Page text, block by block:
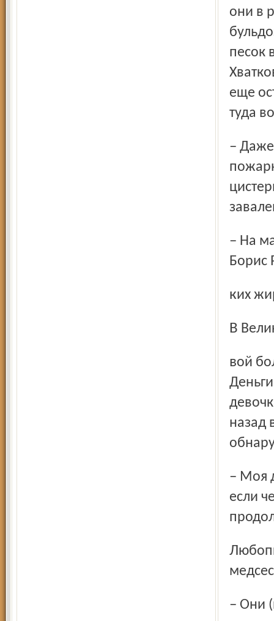
они в
песок
еще
туда
– Даже в Черный пруд в центре села Великого, прямо у
– На масло, солярку или бензин не похоже, – считает
Борис
ких
В
вой больнице в день нашего приезда выдавали зарплату.
назад
– Моя дочь, Люба Галанина, ждала от комиссии большего,
если
Любопытную мысль высказали пришедшие за деньгами
– Они (интересно, кто? – В. П.) боятся сажать на той горе